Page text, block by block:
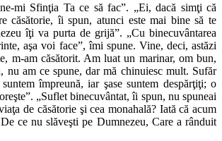
mi Sfinţia Ta ce să fac”. „Ei, dacă simţi că
căsătorie, îi spun, atunci este mai bine să te
îţi va purta de grijă”. „Cu binecuvântarea
aşa voi face”, îmi spune. Vine, deci, astăzi
m-am căsătorit. Am luat un marinar, om bun,
nu am ce spune, dar mă chinuiesc mult. Sufăr
împreună, iar şase suntem despărţiţi; o
„Suflet binecuvântat, îi spun, nu spuneai
de căsătorie şi cea monahală? Iată că acum
ce nu slăveşti pe Dumnezeu, Care a rânduit